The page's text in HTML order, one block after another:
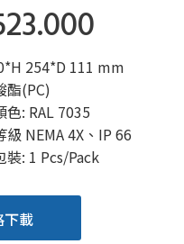
254*D 111 mm
酯(PC)
色: RAL 7035
級 NEMA 4X、IP 66
裝: 1 Pcs/Pack
下載